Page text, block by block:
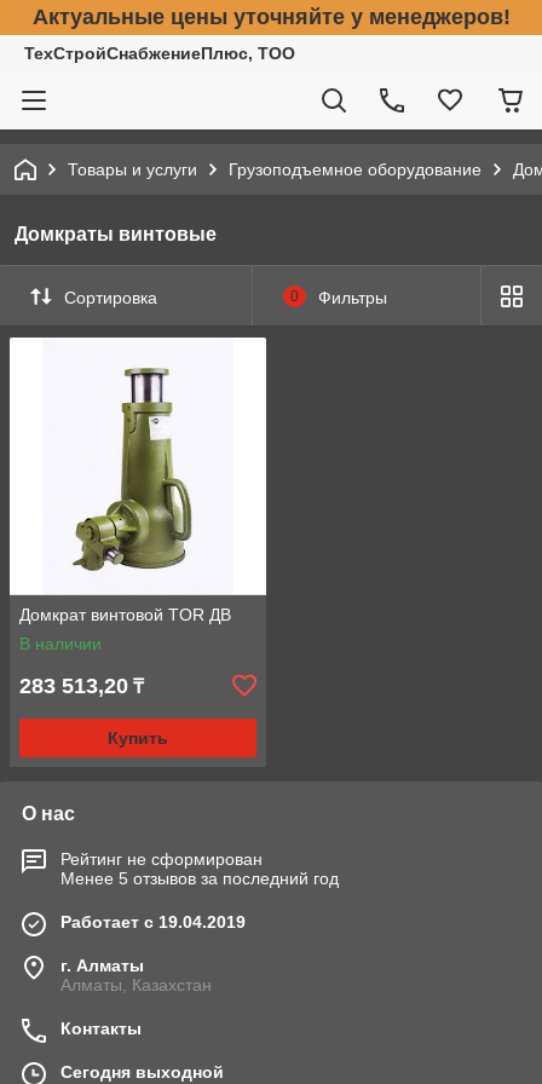
Актуальные цены уточняйте у менеджеров!
ТехСтройСнабжениеПлюс, ТОО
Товары и услуги Грузоподъемное оборудование
Домкраты винтовые
Сортировка 0 Фильтры
Домкрат винтовой TOR ДВ
В наличии
283 513,20 ₸
Купить
О нас
Рейтинг не сформирован
Менее 5 отзывов за последний год
Работает с 19.04.2019
г. Алматы
Алматы, Казахстан
Контакты
Сегодня выходной